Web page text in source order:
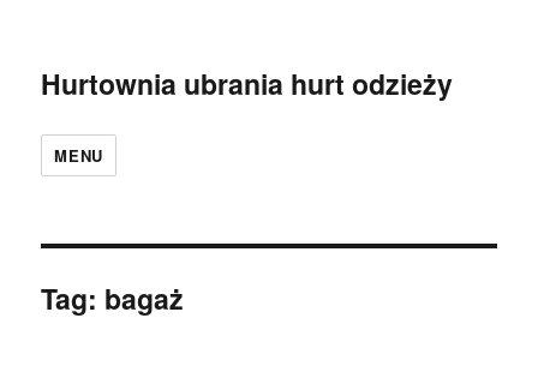
Hurtownia ubrania hurt odzieży
MENU
Tag: bagaż